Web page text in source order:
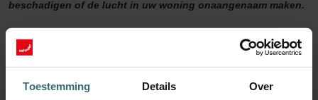
Toestemming Details Over
beschadigen of de lucht in uw woning onaangenaam maken.
Systeembeschermingsfilterset
is het belangrijk om uw ventilatiesysteem goed te onderhouden.